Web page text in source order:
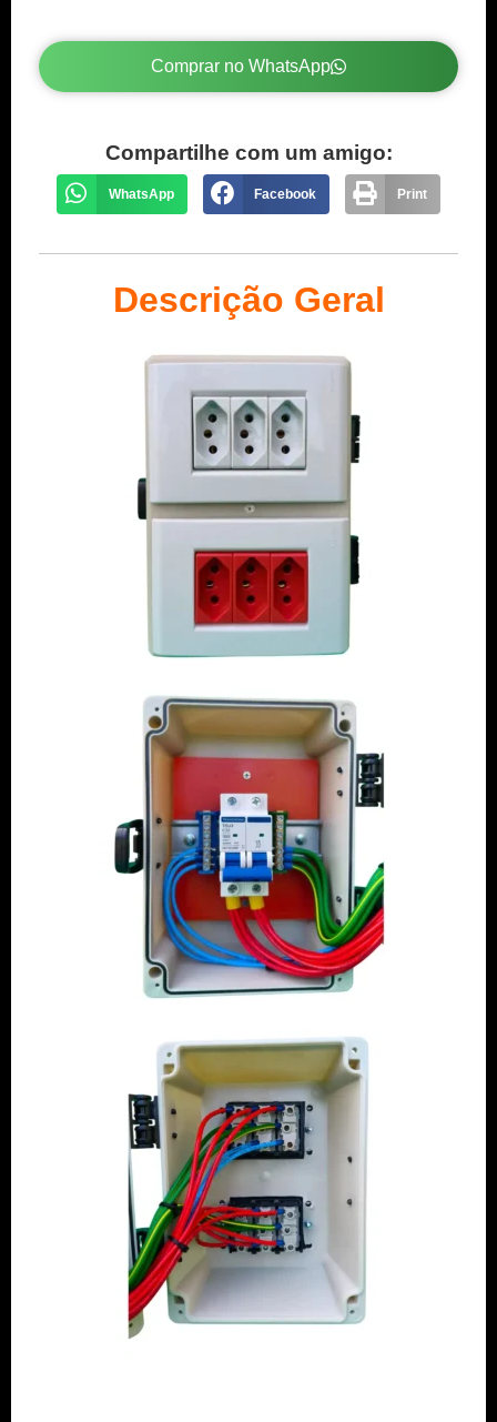
Comprar no WhatsApp
Compartilhe com um amigo:
WhatsApp Facebook Print
Descrição Geral